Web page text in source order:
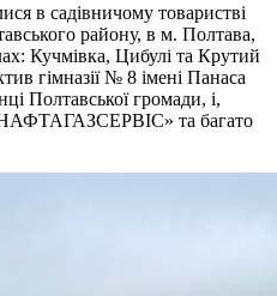
в садівничому товаристві
району, в м. Полтава,
Кучмівка, Цибулі та Крутий
гімназії № 8 імені Панаса
Полтавської громади, і,
та багато